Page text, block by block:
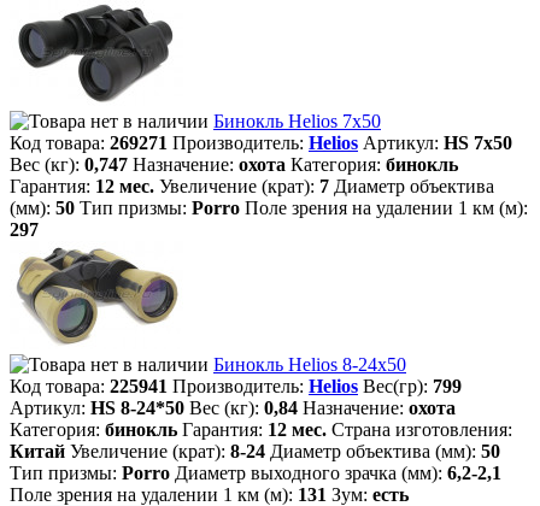
Бинокль Helios 7х50
Код товара: 269271 Производитель: Helios Артикул: HS 7х50
Вес (кг): 0,747 Назначение: охота Категория: бинокль
Гарантия: 12 мес. Увеличение (крат): 7 Диаметр объектива
(мм): 50 Тип призмы: Porro Поле зрения на удалении 1 км (м):
297
Бинокль Helios 8-24x50
Код товара: 225941 Производитель: Helios Вес(гр): 799
Артикул: HS 8-24*50 Вес (кг): 0,84 Назначение: охота
Категория: бинокль Гарантия: 12 мес. Страна изготовления:
Китай Увеличение (крат): 8-24 Диаметр объектива (мм): 50
Тип призмы: Porro Диаметр выходного зрачка (мм): 6,2-2,1
Поле зрения на удалении 1 км (м): 131 Зум: есть